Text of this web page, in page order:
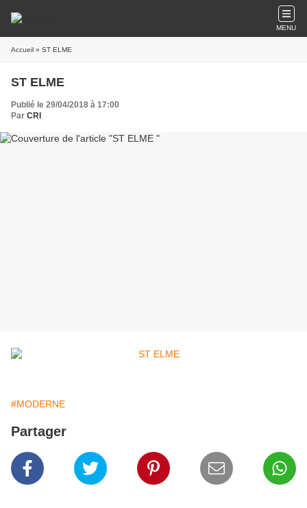
MENU
Accueil » ST ELME
ST ELME
Publié le 29/04/2018 à 17:00
Par CRI
#MODERNE
Partager